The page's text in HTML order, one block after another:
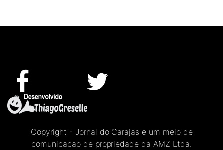
Copyright - Jornal do Carajas e um meio de
comunicacao de propriedade da AMZ Ltda.